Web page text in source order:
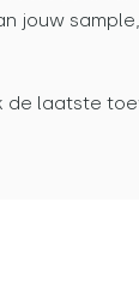
jouw
de laatste